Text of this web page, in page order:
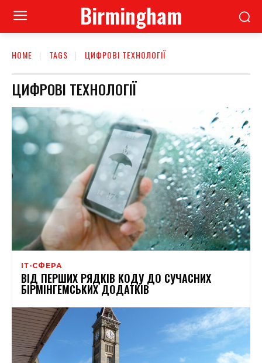
Birmingham
HOME TAGS ЦИФРОВІ ТЕХНОЛОГІЇ
ЦИФРОВІ ТЕХНОЛОГІЇ
ІТ-СФЕРА
ВІД ПЕРШИХ РЯДКІВ КОДУ ДО СУЧАСНИХ
БІРМІНГЕМСЬКИХ ДОДАТКІВ